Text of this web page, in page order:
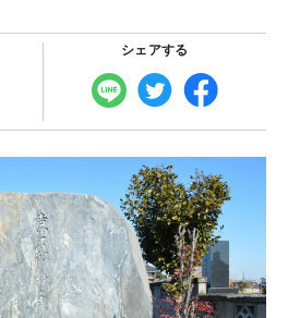
シェアする